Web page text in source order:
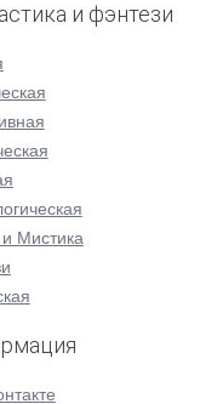
и фэнтези
Мистика